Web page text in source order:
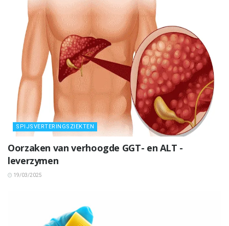
SPIJSVERTERINGSZIEKTEN
Oorzaken van verhoogde GGT- en ALT -
leverzymen
19/03/2025